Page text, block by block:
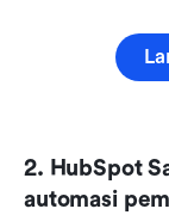
2. HubSpot
automasi